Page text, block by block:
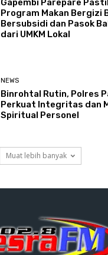
Gapembi Parepare
Program Makan Bergizi
Bersubsidi dan Pasok
dari UMKM Lokal
NEWS
Binrohtal Rutin, Polres
Perkuat Integritas dan
Spiritual Personel
Muat lebih banyak